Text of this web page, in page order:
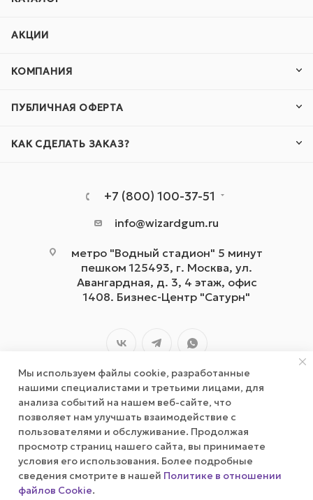
АКЦИИ
КОМПАНИЯ
ПУБЛИЧНАЯ ОФЕРТА
КАК СДЕЛАТЬ ЗАКАЗ?
+7 (800) 100-37-51
info@wizardgum.ru
метро "Водный стадион" 5 минут
пешком 125493, г. Москва, ул.
Авангардная, д. 3, 4 этаж, офис
1408. Бизнес-Центр "Сатурн"
2026 © wizardgum.ru, 2021
Мы используем файлы cookie, разработанные
нашими специалистами и третьими лицами, для
анализа событий на нашем веб-сайте, что
позволяет нам улучшать взаимодействие с
пользователями и обслуживание. Продолжая
просмотр страниц нашего сайта, вы принимаете
условия его использования. Более подробные
сведения смотрите в нашей Политике в отношении
файлов Cookie.